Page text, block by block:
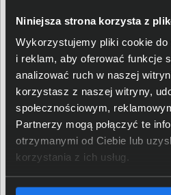
Niniejsza strona korzysta z
Wykorzystujemy pliki cookie
i reklam, aby oferować funkcje
analizować ruch w naszej
korzystasz z naszej witryny,
społecznościowym,
Partnerzy mogą połączyć te
otrzymanymi od Ciebie lub
korzystania z ich usług.
Szerokość (mm)
Głębokość (mm)
Kod producenta (MPN)
Szczegóły dotyczące